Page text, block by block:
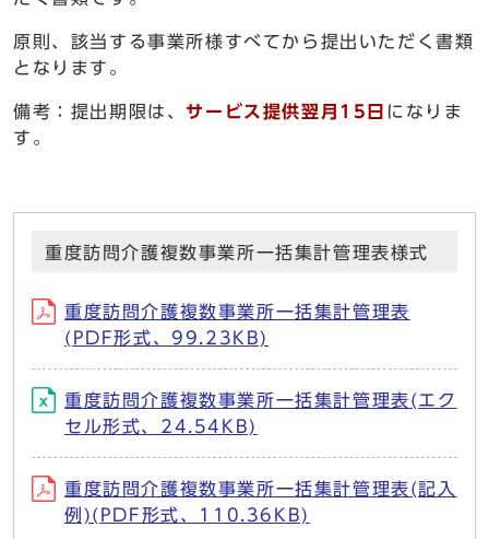
原則、該当する事業所様すべてから提出いただく書類
となります。
備考：提出期限は、 サービス提供翌月15日 になりま
す。
重度訪問介護複数事業所一括集計管理表様式
重度訪問介護複数事業所一括集計管理表
(PDF形式、99.23KB)
重度訪問介護複数事業所一括集計管理表(エク
セル形式、24.54KB)
重度訪問介護複数事業所一括集計管理表(記入
例)(PDF形式、110.36KB)